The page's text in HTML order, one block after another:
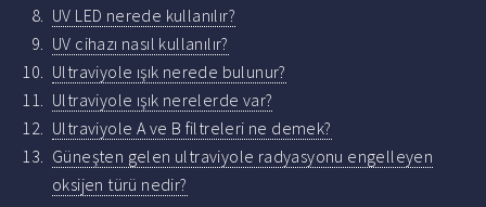
UV LED nerede kullanılır?
UV cihazı nasıl kullanılır?
Ultraviyole ışık nerede bulunur?
Ultraviyole ışık nerelerde var?
Ultraviyole A ve B filtreleri ne demek?
Güneşten gelen ultraviyole radyasyonu engelleyen
oksijen türü nedir?